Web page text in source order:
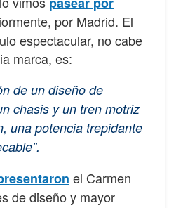
por Madrid. El
espectacular, no cabe
marca, es:
de un diseño de
chasis y un tren motriz
una potencia trepidante
el Carmen
de diseño y mayor